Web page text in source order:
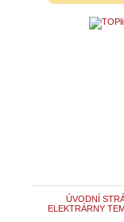
ÚVODNÍ
ELEKTRÁRNY